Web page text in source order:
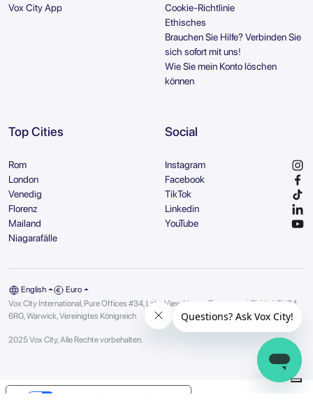
Vox City App
Cookie-Richtlinie
Ethisches
Brauchen Sie Hilfe? Verbinden Sie
sich sofort mit uns!
Wie Sie mein Konto löschen
können
Top Cities
Rom
London
Venedig
Florenz
Mailand
Niagarafälle
Social
Instagram
Facebook
TikTok
Linkedin
YouTube
English
Euro
Vox City International, Pure Offices #34, Lake View House, Tournament Fields | CV34
6RG, Warwick, Vereinigtes Königreich
2025 Vox City, Alle Rechte vorbehalten.
Your Privacy Choices